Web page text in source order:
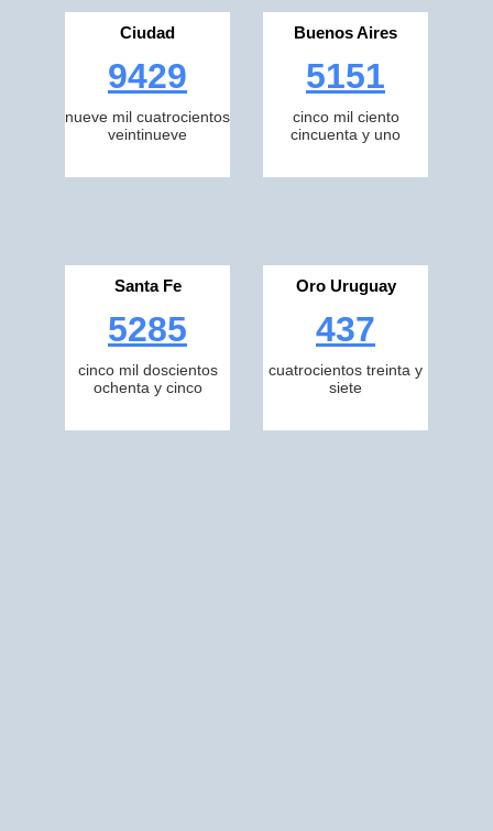
Ciudad
9429
nueve mil cuatrocientos
veintinueve
Buenos Aires
5151
cinco mil ciento
cincuenta y uno
Santa Fe
5285
cinco mil doscientos
ochenta y cinco
Oro Uruguay
437
cuatrocientos treinta y
siete